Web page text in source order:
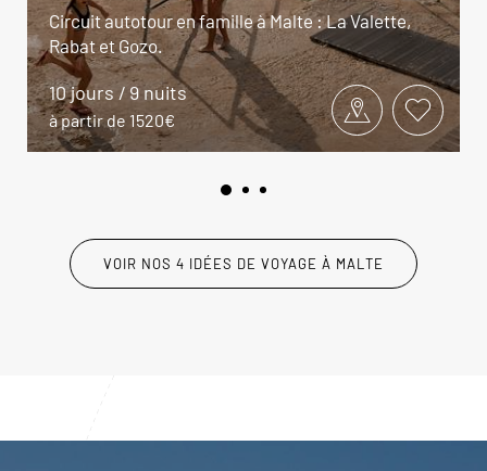
Circuit autotour en famille à Malte : La Valette,
Rabat et Gozo.
10 jours / 9 nuits
à partir de 1520€
VOIR NOS 4 IDÉES DE VOYAGE À MALTE